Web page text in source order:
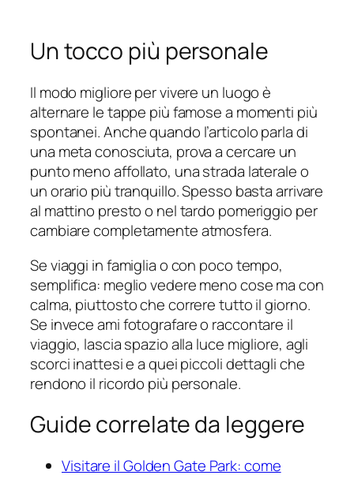
Un tocco più personale
Il modo migliore per vivere un luogo è
alternare le tappe più famose a momenti più
spontanei. Anche quando l’articolo parla di
una meta conosciuta, prova a cercare un
punto meno affollato, una strada laterale o
un orario più tranquillo. Spesso basta arrivare
al mattino presto o nel tardo pomeriggio per
cambiare completamente atmosfera.
Se viaggi in famiglia o con poco tempo,
semplifica: meglio vedere meno cose ma con
calma, piuttosto che correre tutto il giorno.
Se invece ami fotografare o raccontare il
viaggio, lascia spazio alla luce migliore, agli
scorci inattesi e a quei piccoli dettagli che
rendono il ricordo più personale.
Guide correlate da leggere
Visitare il Golden Gate Park: come